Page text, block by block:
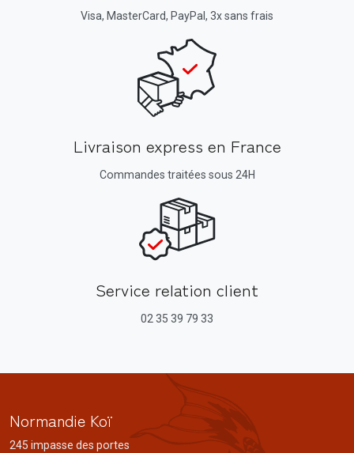
Visa, MasterCard, PayPal, 3x sans frais
Livraison express en France
Commandes traitées sous 24H
Service relation client
02 35 39 79 33
Normandie Koï
245 impasse des portes